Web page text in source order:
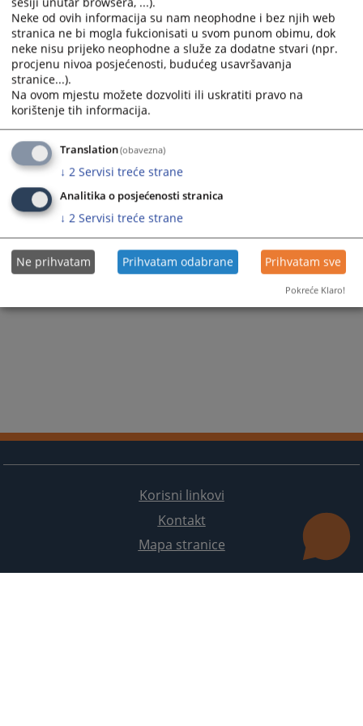
Prikazana vijest je na : Bosanski jezik
Vijest dostupna još na: English language
20721PREGLEDA
Korisni linkovi
Kontakt
Mapa stranice
Neke od ovih informacija su nam neophodne i bez njih web
stranica ne bi mogla fukcionisati u svom punom obimu, dok
neke nisu prijeko neophodne a služe za dodatne stvari (npr.
procjenu nivoa posjećenosti, budućeg usavršavanja
stranice...).
Na ovom mjestu možete dozvoliti ili uskratiti pravo na
korištenje tih informacija.
Translation(obavezna)
↓ 2 Servisi treće strane
Analitika o posjećenosti stranica
↓ 2 Servisi treće strane
Ne prihvatam Prihvatam odabrane Prihvatam sve
Pokreće Klaro!